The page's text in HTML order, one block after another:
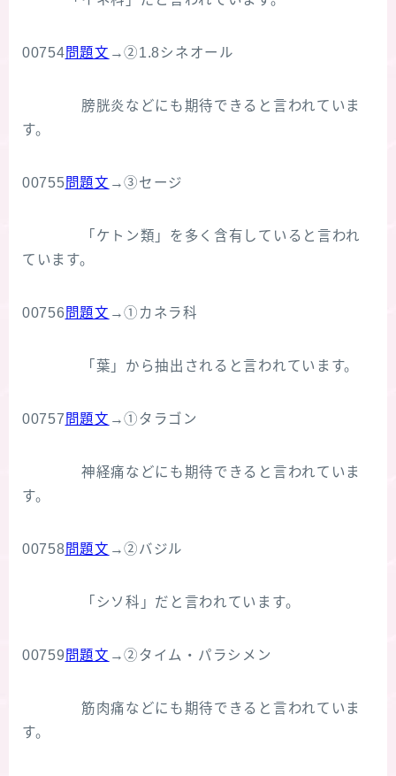
00754問題文 →②1.8シネオール
膀胱炎などにも期待できると言われていま
す。
00755問題文 →③セージ
「ケトン類」を多く含有していると言われ
ています。
00756問題文 →①カネラ科
「葉」から抽出されると言われています。
00757 問題文 →①タラゴン
神経痛などにも期待できると言われていま
す。
00758問題文 →②バジル
「シソ科」だと言われています。
00759 問題文 →②タイム・パラシメン
筋肉痛などにも期待できると言われていま
す。